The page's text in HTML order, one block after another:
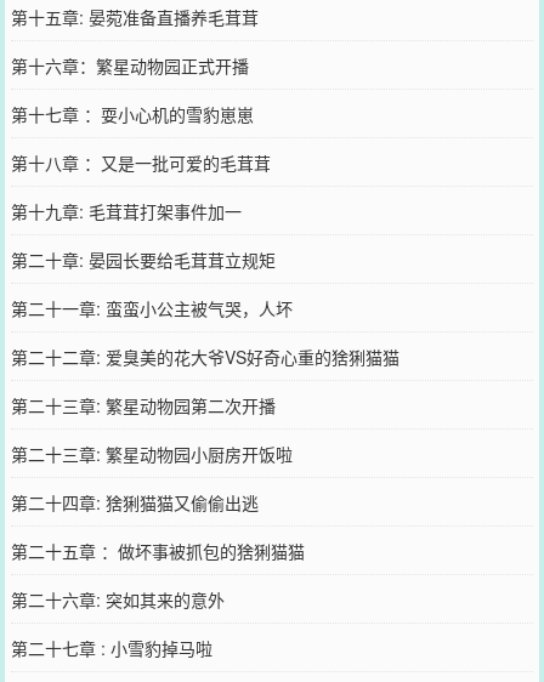
第十五章: 晏菀准备直播养毛茸茸
第十六章：繁星动物园正式开播
第十七章 ：耍小心机的雪豹崽崽
第十八章 ：又是一批可爱的毛茸茸
第十九章: 毛茸茸打架事件加一
第二十章: 晏园长要给毛茸茸立规矩
第二十一章: 蛮蛮小公主被气哭，人坏
第二十二章: 爱臭美的花大爷VS好奇心重的猞猁猫猫
第二十三章: 繁星动物园第二次开播
第二十三章: 繁星动物园小厨房开饭啦
第二十四章: 猞猁猫猫又偷偷出逃
第二十五章 ：做坏事被抓包的猞猁猫猫
第二十六章: 突如其来的意外
第二十七章 : 小雪豹掉马啦